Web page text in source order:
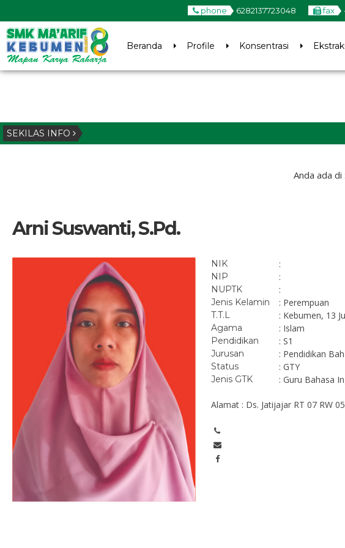
phone 6282137723048 fax
Beranda Profile Konsentrasi
SEKILAS INFO
Anda ada di :
Arni Suswanti, S.Pd.
NIK :
NIP :
NUPTK :
Jenis Kelamin : Perempuan
T.T.L : Kebumen, 13
Agama : Islam
Pendidikan : S1
Jurusan : Pendidikan
Status : GTY
Jenis GTK : Guru Bahasa
Alamat : Ds. Jatijajar RT 07 RW